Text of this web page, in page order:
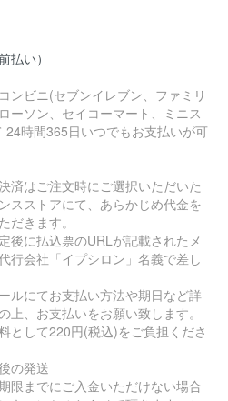
払い）
ンビニ(セブンイレブン、ファミリ
ーソン、セイコーマート、ミニス
24時間365日いつでもお支払いが可
済はご注文時にご選択いただいた
スストアにて、あらかじめ代金を
だきます。
後に払込票のURLが記載されたメ
行会社「イプシロン」名義で差し
ルにてお支払い方法や期日など詳
上、お支払いをお願い致します。
として220円(税込)をご負担くださ
の発送
限までにご入金いただけない場合